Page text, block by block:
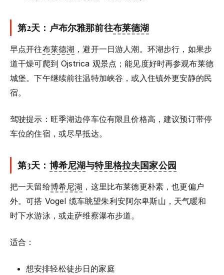
第2天：卢布尔雅那前往布莱德湖
早点开往布莱德湖 ，避开一日游人潮。环湖步行，如果步
道干燥可爬到 Ojstrica 观景点；能见度好时再参观布莱德
城堡。下午继续前往温特加峡谷，或入住镇外更安静的民
宿。
驾驶提示：旺季湖边停车位有限且价格高，建议预订带停
车位的住宿，或尽早抵达。
第3天： 博希尼湖与特里格拉夫国家公园
把一天留给博希尼湖 ，这里比布莱德更朴素，也更偏户
外。可搭 Vogel 缆车眺望朱利安阿尔卑斯山，天气暖和
时下水游泳，或走萨维察瀑布步道。
适合：
想安排轻松徒步日的家庭